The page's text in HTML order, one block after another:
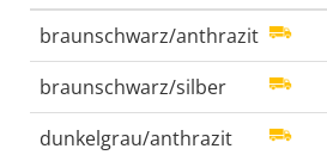
braunschwarz/anthrazit
braunschwarz/silber
dunkelgrau/anthrazit